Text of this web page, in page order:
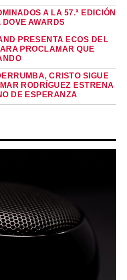
A LA 57.ª EDICIÓN
AWARDS
PRESENTA ECOS DEL
PROCLAMAR QUE
CRISTO SIGUE
RODRÍGUEZ ESTRENA
DE ESPERANZA